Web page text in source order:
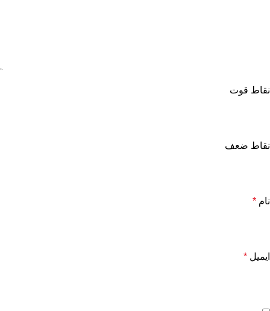
نقاط قوت
نقاط ضعف
نام *
ایمیل *